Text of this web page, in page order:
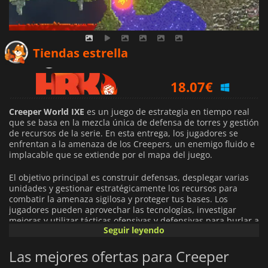
Tiendas estrella
18.07€
19.16€
Creeper World IXE es un juego de estrategia en tiempo real
que se basa en la mezcla única de defensa de torres y gestión
de recursos de la serie. En esta entrega, los jugadores se
enfrentan a la amenaza de los Creepers, un enemigo fluido e
implacable que se extiende por el mapa del juego.
El objetivo principal es construir defensas, desplegar varias
unidades y gestionar estratégicamente los recursos para
combatir la amenaza sigilosa y proteger tus bases. Los
jugadores pueden aprovechar las tecnologías, investigar
mejoras y utilizar tácticas ofensivas y defensivas para burlar a
la creciente marea de Creepers.
El juego presenta una variedad de niveles de dificultad
creciente, que desafían a los jugadores a adaptarse y mejorar
Seguir leyendo
Las mejores ofertas para Creeper